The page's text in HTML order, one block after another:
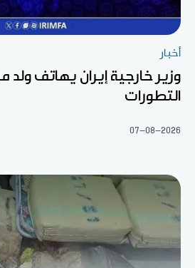
أخبار
وزير خارجية إيران يهاتف ولد
التطورات
07-08-2026